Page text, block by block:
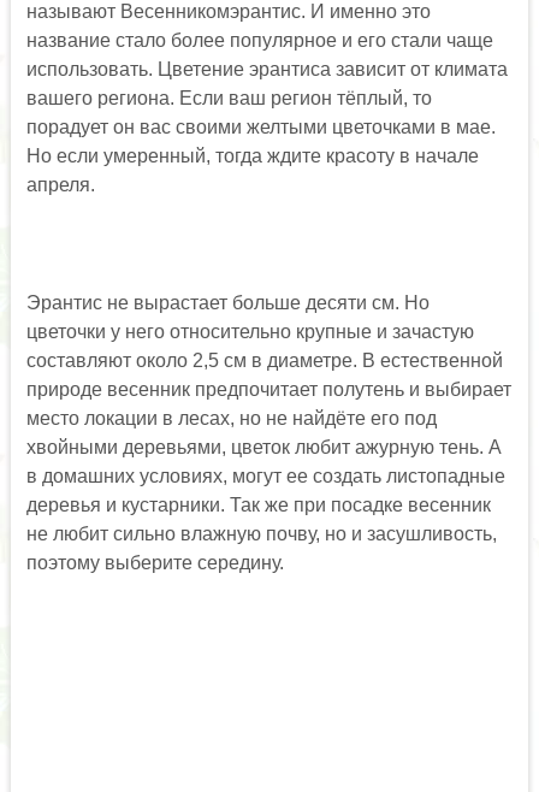
называют Весенникомэрантис. И именно это
название стало более популярное и его стали чаще
использовать. Цветение эрантиса зависит от климата
вашего региона. Если ваш регион тёплый, то
порадует он вас своими желтыми цветочками в мае.
Но если умеренный, тогда ждите красоту в начале
апреля.
Эрантис не вырастает больше десяти см. Но
цветочки у него относительно крупные и зачастую
составляют около 2,5 см в диаметре. В естественной
природе весенник предпочитает полутень и выбирает
место локации в лесах, но не найдёте его под
хвойными деревьями, цветок любит ажурную тень. А
в домашних условиях, могут ее создать листопадные
деревья и кустарники. Так же при посадке весенник
не любит сильно влажную почву, но и засушливость,
поэтому выберите середину.